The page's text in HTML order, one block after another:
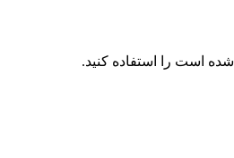
است را استفاده کنید.